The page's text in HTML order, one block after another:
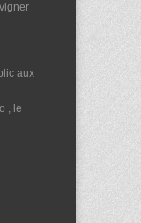
aux
, le